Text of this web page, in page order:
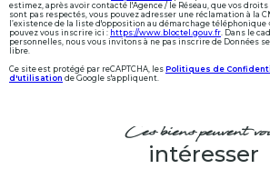
estimez, après avoir contacté l'Agence / le Réseau, que vos
sont pas respectés, vous pouvez adresser une réclamation à la
l’existence de la liste d'opposition au démarchage téléphonique
pouvez vous inscrire ici : https://www.bloctel.gouv.fr. Dans le
personnelles, nous vous invitons à ne pas inscrire de Données
libre.
Ce site est protégé par reCAPTCHA, les Politiques de
d'utilisation de Google s'appliquent.
Ces biens peuvent
intéresser